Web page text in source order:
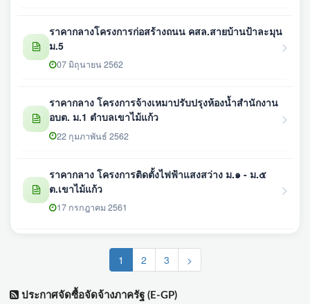
ราคากลางโครงการก่อสร้างถนน คสล.สายบ้านป้าละมุน
ม.5
07 มิถุนายน 2562
ราคากลาง โครงการจ้างเหมาปรับปรุงห้องน้ำสำนักงาน
อบต. ม.1 ตำบลเขาไม้แก้ว
22 กุมภาพันธ์ 2562
ราคากลาง โครงการติดตั้งไฟฟ้าแสงสว่าง ม.๑ - ม.๕
ต.เขาไม้แก้ว
17 กรกฎาคม 2561
1 (current)
2 3 >
ประกาศจัดซื้อจัดจ้างภาครัฐ (E-GP)